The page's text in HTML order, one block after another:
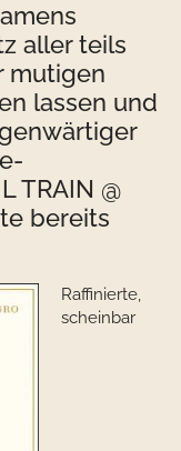
aller teils
mutigen
lassen und
TRAIN @
bereits
Raffinierte,
scheinbar